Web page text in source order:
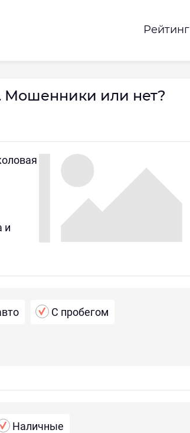
Рейтинг
Мошенники или нет?
и
С пробегом
Наличные